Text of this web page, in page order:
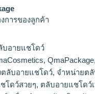
การของลูกค้า
ตตลับอายแชโดว์,ขายส่งต
ขายตลับอายแชโดว์,ตลับอา
บอายแชโดว์
,QmaPackage,
ตลับอายแชโดว์, จำหน่ายต
โดว์สวยๆ, ตลับอายแชโดว์